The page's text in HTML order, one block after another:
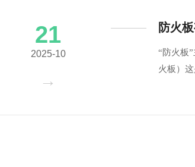
21
2025-10
防火
“防火板
火板）